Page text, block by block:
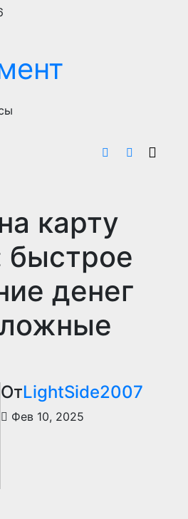
карту
быстрое
денег
ОтLightSide2007
Фев 10, 2025